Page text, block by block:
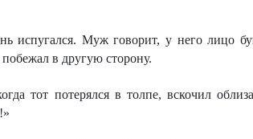
испугался. Муж говорит, у него лицо
побежал в другую сторону.
тот потерялся в толпе, вскочил